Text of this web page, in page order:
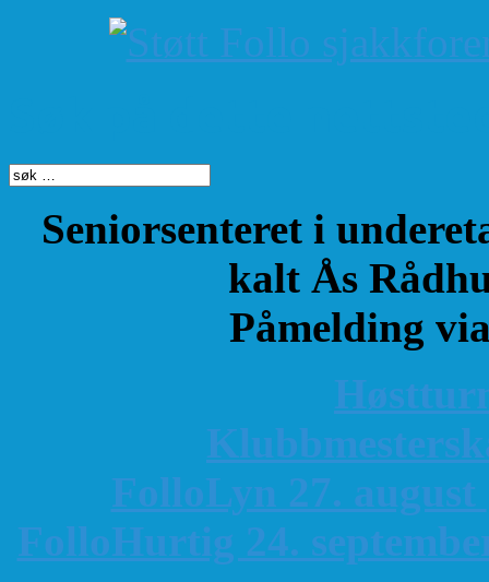
Seniorsenteret i
kalt Ås
Påmelding
K
FolloLyn 27. august
FolloHurtig 24.